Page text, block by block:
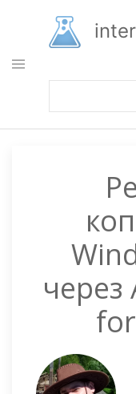
основному
содержанию
через